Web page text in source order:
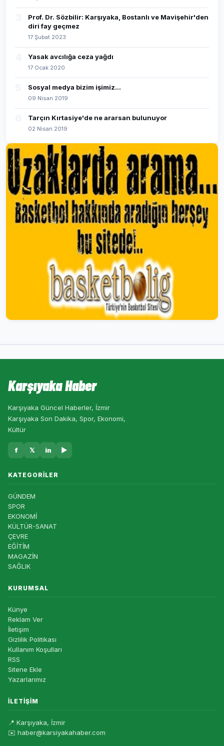
Prof. Dr. Sözbilir: Karşıyaka, Bostanlı ve Mavişehir'den
diri fay geçmez
17 Şubat 2023
Yasak avcılığa ceza yağdı
17 Ocak 2020
Sosyal medya bizim işimiz...
09 Nisan 2019
Tarçın Kırtasiye'de ne ararsan bulunuyor
02 Nisan 2019
Karşıyaka Haber
Karşıyaka Güncel Haberler, İzmir
Karşıyaka Son Dakika, Spor, Ekonomi,
Kültür
f 𝕏 in ▶
KATEGORILER
GÜNDEM
SPOR
EKONOMİ
KÜLTÜR-SANAT
ÇEVRE
EĞİTİM
MAGAZİN
SAĞLIK
KURUMSAL
Künye
Reklam Ver
İletişim
Gizlilik Politikası
Kullanım Koşulları
RSS
Sitene Ekle
Yazarlarımız
İLETIŞIM
📍 Karşıyaka, İzmir
✉️ haber@karsiyakahaber.com